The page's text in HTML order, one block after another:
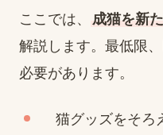
ここでは、 成猫を新
解説します。最低限
必要があります。
猫グッズをそろ